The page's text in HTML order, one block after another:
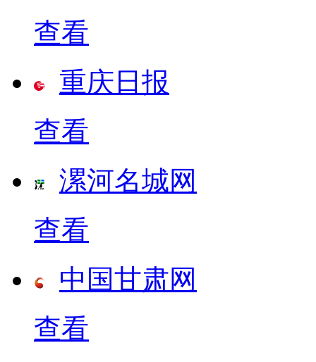
查看
重庆日报
查看
漯河名城网
查看
中国甘肃网
查看